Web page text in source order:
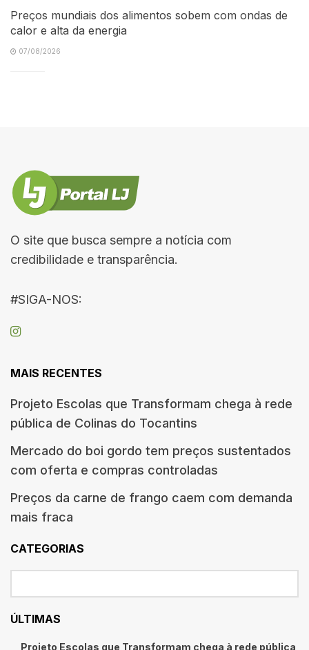
Preços mundiais dos alimentos sobem com ondas de
calor e alta da energia
07/08/2026
O site que busca sempre a notícia com
credibilidade e transparência.
#SIGA-NOS:
MAIS RECENTES
Projeto Escolas que Transformam chega à rede
pública de Colinas do Tocantins
Mercado do boi gordo tem preços sustentados
com oferta e compras controladas
Preços da carne de frango caem com demanda
mais fraca
CATEGORIAS
ÚLTIMAS
Projeto Escolas que Transformam chega à rede pública